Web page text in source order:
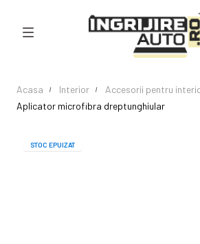
Acasa Interior
Accesorii pentru
Aplicator microfibra dreptunghiular
STOC EPUIZAT